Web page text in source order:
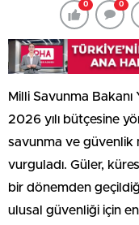
0 0
Milli Savunma Bakanı
2026 yılı bütçesine
savunma ve güvenlik
vurguladı. Güler,
bir dönemden
ulusal güvenliği için